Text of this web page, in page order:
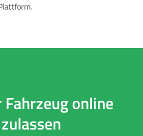
Fahrzeug online
zulassen